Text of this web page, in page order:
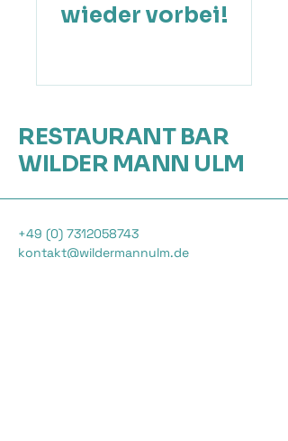
wieder vorbei!
RESTAURANT BAR
WILDER MANN ULM
+49 (0) 7312058743
kontakt@wildermannulm.de